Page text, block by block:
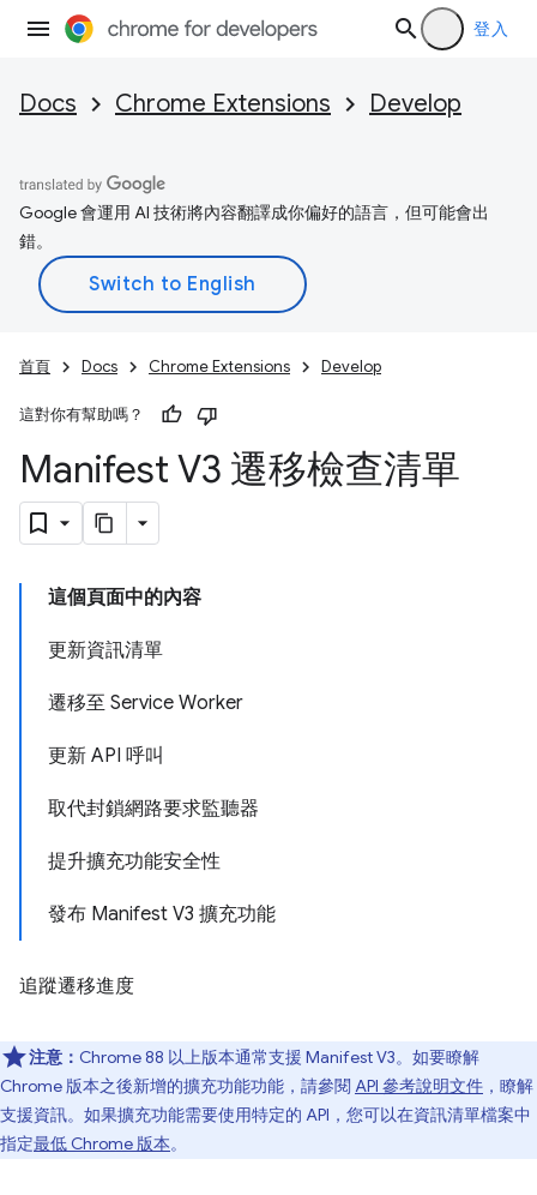
登入
Docs Chrome Extensions Develop
Google 會運用 AI 技術將內容翻譯成你偏好的語言，但可能會出
錯。
首頁 Docs Chrome Extensions Develop
這對你有幫助嗎？
Manifest V3 遷移檢查清單
這個頁面中的內容
更新資訊清單
遷移至 Service Worker
更新 API 呼叫
取代封鎖網路要求監聽器
提升擴充功能安全性
發布 Manifest V3 擴充功能
追蹤遷移進度
注意： Chrome 88 以上版本通常支援 Manifest V3。如要瞭解
Chrome 版本之後新增的擴充功能功能，請參閱 API 參考說明文件 ，瞭解
支援資訊。如果擴充功能需要使用特定的 API，您可以在資訊清單檔案中
指定最低 Chrome 版本。